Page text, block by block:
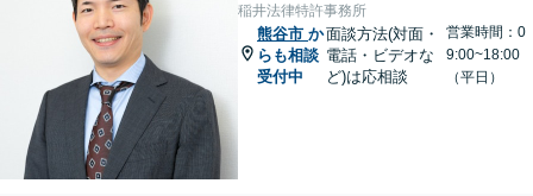
稲井法律特許事務所
熊谷市 か
らも相談
受付中
面談方法(対面・
電話・ビデオな
ど)は応相談
営業時間：0
9:00~18:00
（平日）